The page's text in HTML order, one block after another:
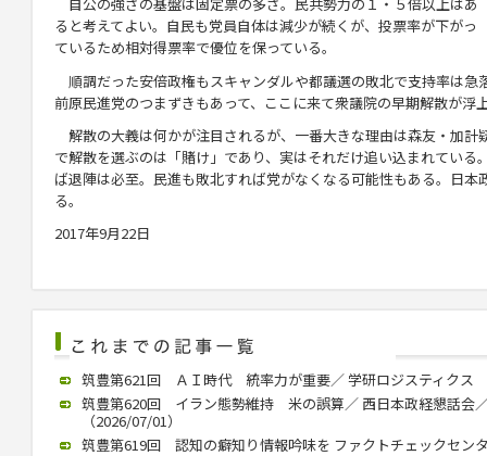
ると考えてよい。自民も党員自体は減少が続くが、投票率が下がっ
ているため相対得票率で優位を保っている。
順調だった安倍政権もスキャンダルや都議選の敗北で支持率は急
前原民進党のつまずきもあって、ここに来て衆議院の早期解散が浮
解散の大義は何かが注目されるが、一番大きな理由は森友・加計
で解散を選ぶのは「賭け」であり、実はそれだけ追い込まれてい
ば退陣は必至。民進も敗北すれば党がなくなる可能性もある。日
る。
2017年9月22日
筑豊第621回 ＡＩ時代 統率力が重要／ 学研ロジスティクス
筑豊第620回 イラン態勢維持 米の誤算／ 西日本政経懇話会
（2026/07/01）
筑豊第619回 認知の癖知り情報吟味を ファクトチェックセ